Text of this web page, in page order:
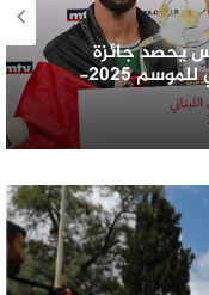
يحصد جائزة
أفضل لاعب في الدوري اللبناني للموسم 2025-